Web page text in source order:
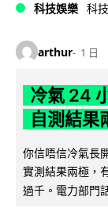
科技娛樂 科
arthur 1 日
冷氣 24
自測結果
你信唔信冷氣長
實測結果兩極，
過千。電力部門